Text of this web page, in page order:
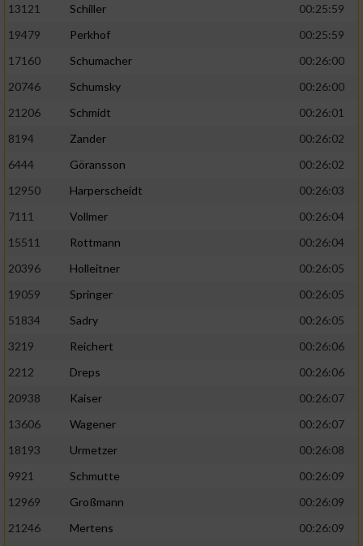
13121
Schiller
00:25:59
19479
Perkhof
00:25:59
17160
Schumacher
00:26:00
20746
Schumsky
00:26:00
21206
Schmidt
00:26:01
8194
Zander
00:26:02
6444
Göransson
00:26:02
12950
Harperscheidt
00:26:03
7111
Vollmer
00:26:04
15511
Rottmann
00:26:04
20396
Holleitner
00:26:05
19059
Springer
00:26:05
51834
Sadry
00:26:05
3219
Reichert
00:26:06
2212
Dreps
00:26:06
20938
Kaiser
00:26:07
13606
Wagener
00:26:07
18193
Urmetzer
00:26:08
9921
Schmutte
00:26:09
12969
Großmann
00:26:09
21246
Mertens
00:26:09
IAB-Besonderheiten:
Verwendung genauer Standortdaten
Informationen identifizieren